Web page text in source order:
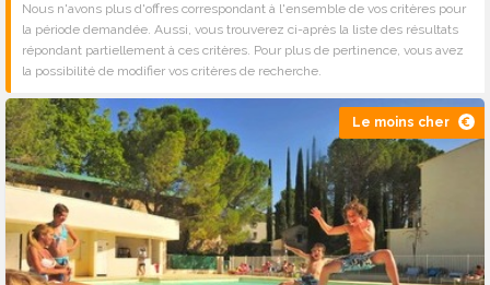
Nous n'avons plus d'offres correspondant à l'ensemble de vos critères pour
la période demandée. Aussi, vous trouverez ci-après la liste des résultats
répondant partiellement à ces critères. Pour plus de pertinence, vous avez
la possibilité de modifier vos critères de recherche.
Le moins cher